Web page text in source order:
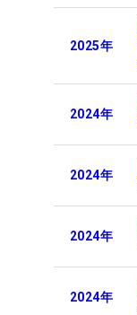
2025年
2024年
2024年
2024年
2024年